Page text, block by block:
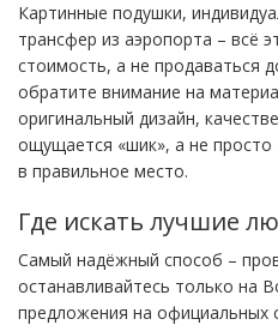
Картинные подушки,
трансфер из аэропорта – всё
стоимость, а не продаваться
обратите внимание на
оригинальный дизайн,
ощущается «шик», а не просто
в правильное место.
Где искать лучшие
Самый надёжный способ –
останавливайтесь только на
предложения на официальных